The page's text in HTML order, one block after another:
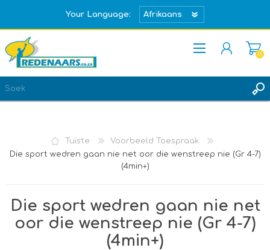
Your Language:
REGISTREER
(0)
Tuiste
Voorbeeld Toespraak
Die sport wedren gaan nie net oor die wenstreep nie (Gr 4-7)
(4min+)
Die sport wedren gaan nie net
oor die wenstreep nie (Gr 4-7)
(4min+)